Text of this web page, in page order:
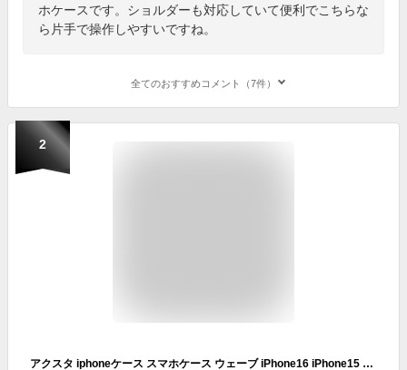
ホケースです。ショルダーも対応していて便利でこちらな
ら片手で操作しやすいですね。
全てのおすすめコメント（7件）
2
アクスタ iphoneケース スマホケース ウェーブ iPhone16 iPhone15 Plus Pro Max iPhone14 ケース アクスタ収納ケース クリア SE 第3世代 13 12 アクキー 収納ケース バブルウェーブ 波型 透明 推し活 ショルダー対応 【ウェーブ2】